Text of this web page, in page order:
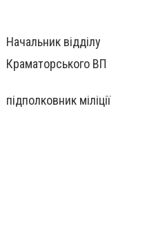
Начальник відділу
Краматорського ВП
підполковник міліції